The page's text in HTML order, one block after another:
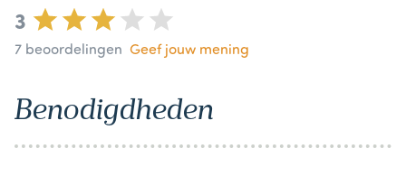
3
7 beoordelingen Geef jouw mening
Benodigdheden